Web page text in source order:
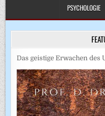
PSYCHOLOGIE
Das geistige Erwachen des